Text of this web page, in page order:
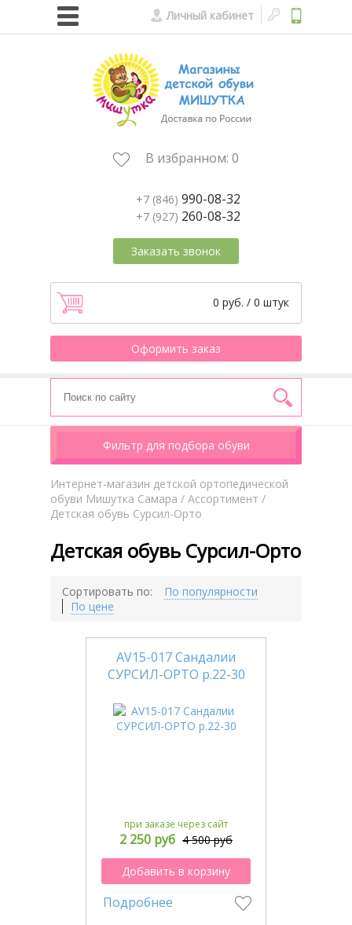
Личный кабинет
В избранном: 0
+7 (846) 990-08-32
+7 (927) 260-08-32
Заказать звонок
0 руб. / 0 штук
Оформить заказ
Фильтр для подбора обуви
Интернет-магазин детской ортопедической
обуви Мишутка Самара / Aссортимент /
Детская обувь Сурсил-Орто
Детская обувь Сурсил-Орто
Сортировать по:
По популярности
По цене
AV15-017 Сандалии
СУРСИЛ-ОРТО р.22-30
при заказе через сайт
2 250 руб 4 500 руб
Добавить в корзину
Подробнее